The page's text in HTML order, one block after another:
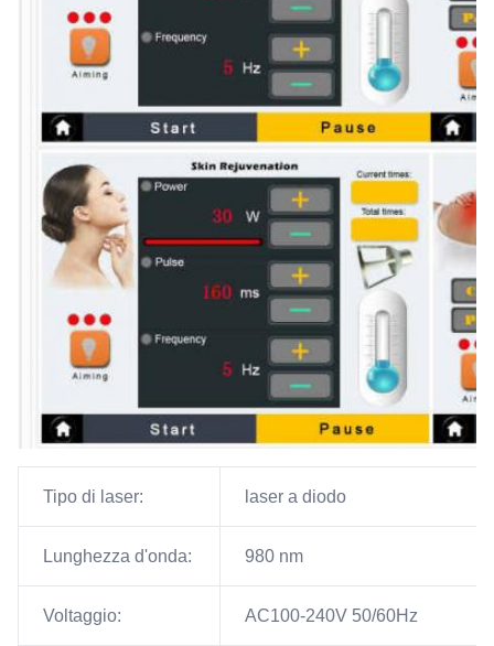
Tipo di laser: laser a diodo
Lunghezza d'onda: 980 nm
Voltaggio: AC100-240V 50/60Hz